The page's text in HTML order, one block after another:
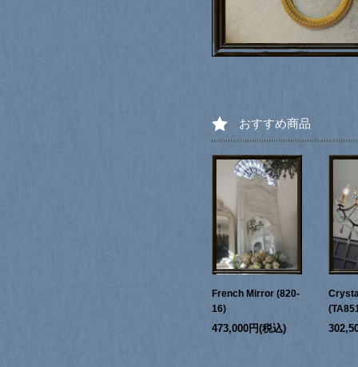
おすすめ商品
French Mirror (820-
16)
473,000円(税込)